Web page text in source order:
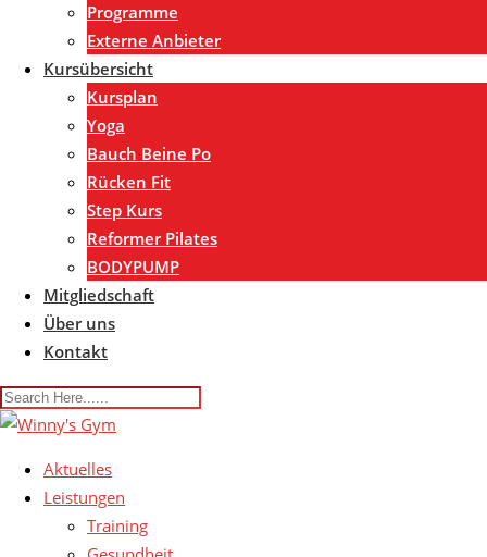
Programme
Externe Anbieter
Kursübersicht
Kursplan
Yoga
Bauch Beine Po
Rücken Fit
Step Kurs
Reformer Pilates
BODYPUMP
Mitgliedschaft
Über uns
Kontakt
Aktuelles
Leistungen
Training